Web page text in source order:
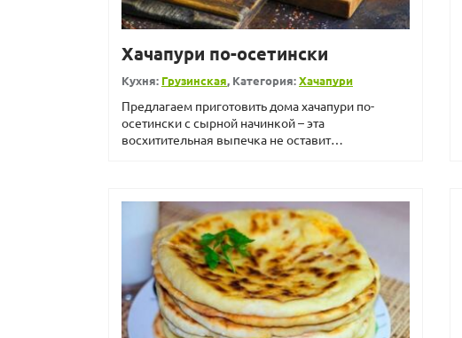
Хачапури по-осетински
Кухня: Грузинская, Категория:Хачапури
Предлагаем приготовить дома хачапури по-
осетински с сырной начинкой – эта
восхитительная выпечка не оставит